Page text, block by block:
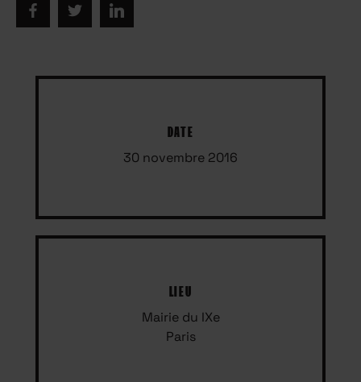
DATE
30 novembre 2016
LIEU
Mairie du IXe
Paris